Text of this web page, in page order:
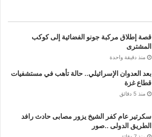
قصة إطلاق مركبة جونو الفضائية إلى كوكب
المشترى
منذ دقيقة واحدة
بعد العدوان الإسرائيلي.. حالة تأهب في مستشفيات
قطاع غزة
منذ 5 دقائق
سكرتير عام كفر الشيخ يزور مصابى حادث رافد
الطريق الدولى ..صور